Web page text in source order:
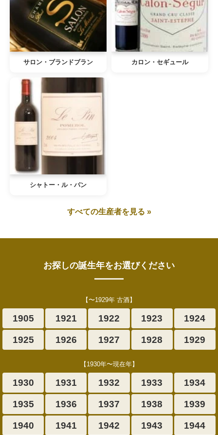
サロン・ブランドブラン カロン・セギュール
シャトー・ル・パン
すべての生産者を見る »
お探しの誕生年をお選びください
【〜1929年 古酒】
1905 1921 1922 1923 1924
1925 1926 1927 1928 1929
【1930年〜現在年】
1930 1931 1932 1933 1934
1935 1936 1937 1938 1939
1940 1941 1942 1943 1944